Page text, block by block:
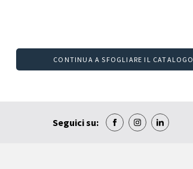
CONTINUA A SFOGLIARE IL CATALOGO
Seguici su: